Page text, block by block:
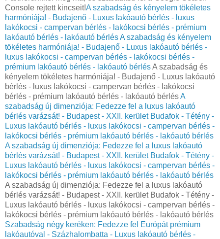
Console rejtett kincseit!A szabadság és kényelem tökéletes
harmóniája! - Budajenő - Luxus lakóautó bérlés - luxus
lakókocsi - campervan bérlés - lakókocsi bérlés - prémium
lakóautó bérlés - lakóautó bérlésA szabadság és kényelem
tökéletes harmóniája! - Budajenő - Luxus lakóautó bérlés -
luxus lakókocsi - campervan bérlés - lakókocsi bérlés -
prémium lakóautó bérlés - lakóautó bérlésA szabadság és
kényelem tökéletes harmóniája! - Budajenő - Luxus lakóautó
bérlés - luxus lakókocsi - campervan bérlés - lakókocsi
bérlés - prémium lakóautó bérlés - lakóautó bérlésA
szabadság új dimenziója: Fedezze fel a luxus lakóautó
bérlés varázsát! - Budapest - XXII. kerület Budafok - Tétény -
Luxus lakóautó bérlés - luxus lakókocsi - campervan bérlés -
lakókocsi bérlés - prémium lakóautó bérlés - lakóautó bérlés
A szabadság új dimenziója: Fedezze fel a luxus lakóautó
bérlés varázsát! - Budapest - XXII. kerület Budafok - Tétény -
Luxus lakóautó bérlés - luxus lakókocsi - campervan bérlés -
lakókocsi bérlés - prémium lakóautó bérlés - lakóautó bérlés
A szabadság új dimenziója: Fedezze fel a luxus lakóautó
bérlés varázsát! - Budapest - XXII. kerület Budafok - Tétény -
Luxus lakóautó bérlés - luxus lakókocsi - campervan bérlés -
lakókocsi bérlés - prémium lakóautó bérlés - lakóautó bérlés
Szabadság négy keréken: Fedezze fel Európát prémium
lakóautóval - Százhalombatta - Luxus lakóautó bérlés -